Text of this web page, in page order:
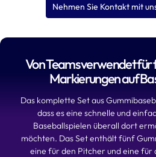
Nehmen Sie Kontakt mit
Von Teams verwendet
Markierungen auf
Das komplette Set aus
dass es eine schnelle und
Baseballspielen überall dort
möchten. Das Set enthält fünf
eine für den Pitcher und eine für